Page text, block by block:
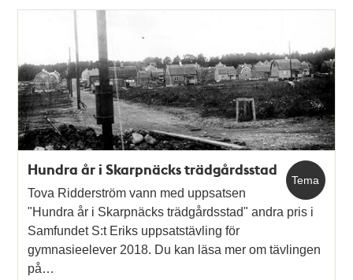
Tema
Hundra år i Skarpnäcks trädgårdsstad
Tova Ridderström vann med uppsatsen
"Hundra år i Skarpnäcks trädgårdsstad" andra pris i
Samfundet S:t Eriks uppsatstävling för
gymnasieelever 2018. Du kan läsa mer om tävlingen
på…